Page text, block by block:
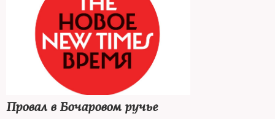
Провал в Бочаровом ручье